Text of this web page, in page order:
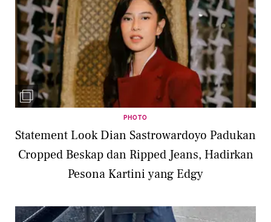
PHOTO
Statement Look Dian Sastrowardoyo Padukan
Cropped Beskap dan Ripped Jeans, Hadirkan
Pesona Kartini yang Edgy